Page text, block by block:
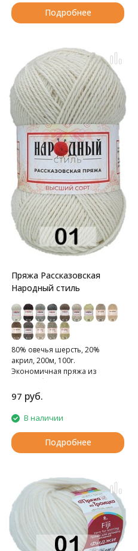
Подробнее
Пряжа Рассказовская
Народный стиль
80% овечья шерсть, 20%
акрил, 200м, 100г.
Экономичная пряжа из
97 руб.
В наличии
Подробнее